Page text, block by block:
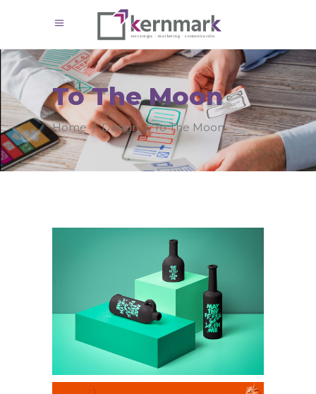
To The Moon
Home/Design/To The Moon